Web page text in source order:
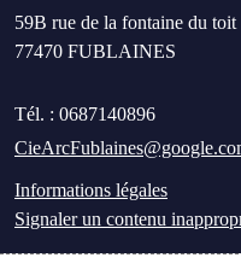
59B rue de la fontaine du toit
77470 FUBLAINES
Tél. : 0687140896
Informations légales
Signaler un contenu